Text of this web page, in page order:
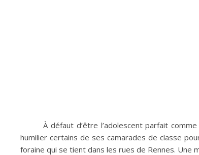
À défaut d’être l’adolescent parfait
humilier certains de ses camarades de classe
foraine qui se tient dans les rues de Rennes.